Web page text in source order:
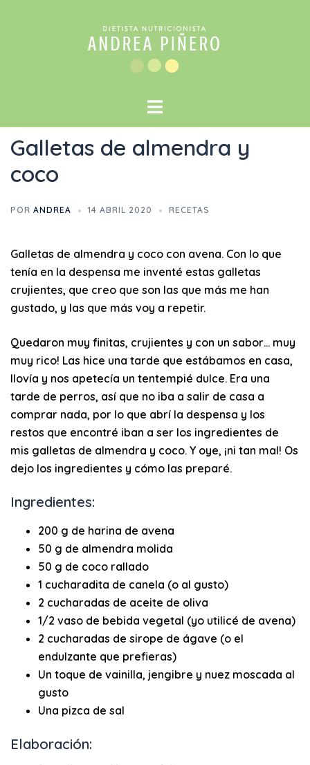
Galletas de almendra y
coco
POR ANDREA 14 ABRIL 2020 RECETAS
Galletas de almendra y coco con avena. Con lo que
tenía en la despensa me inventé estas galletas
crujientes, que creo que son las que más me han
gustado, y las que más voy a repetir.
Quedaron muy finitas, crujientes y con un sabor… muy
muy rico! Las hice una tarde que estábamos en casa,
llovía y nos apetecía un tentempié dulce. Era una
tarde de perros, así que no iba a salir de casa a
comprar nada, por lo que abrí la despensa y los
restos que encontré iban a ser los ingredientes de
mis galletas de almendra y coco. Y oye, ¡ni tan mal! Os
dejo los ingredientes y cómo las preparé.
Ingredientes:
200 g de harina de avena
50 g de almendra molida
50 g de coco rallado
1 cucharadita de canela (o al gusto)
2 cucharadas de aceite de oliva
1/2 vaso de bebida vegetal (yo utilicé de avena)
2 cucharadas de sirope de ágave (o el
endulzante que prefieras)
Un toque de vainilla, jengibre y nuez moscada al
gusto
Una pizca de sal
Elaboración: